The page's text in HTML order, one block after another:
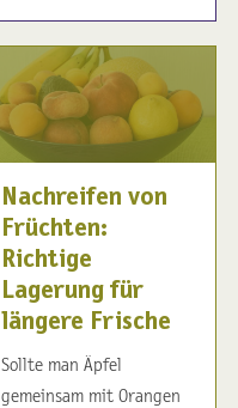
Nachreifen von
Früchten:
Richtige
Lagerung für
längere Frische
Sollte man Äpfel
gemeinsam mit Orangen